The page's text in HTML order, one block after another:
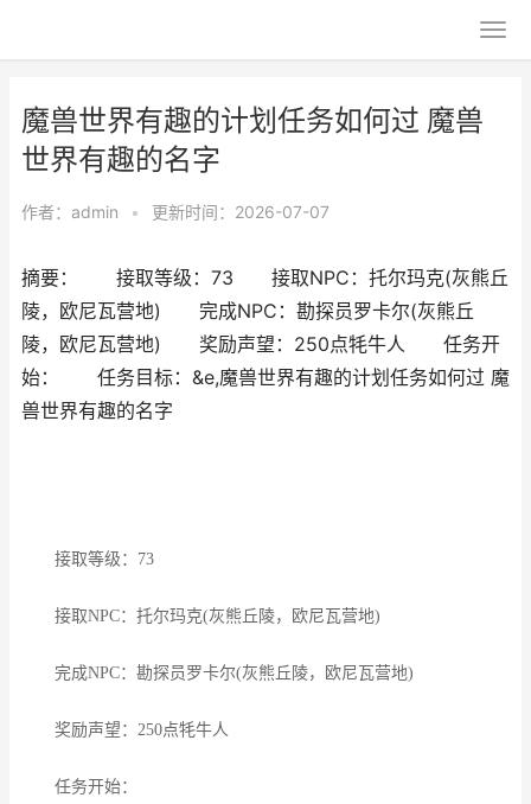
魔兽世界有趣的计划任务如何过 魔兽
世界有趣的名字
作者： admin • 更新时间：2026-07-07
摘要： 接取等级：73 接取NPC：托尔玛克(灰熊丘
陵，欧尼瓦营地) 完成NPC：勘探员罗卡尔(灰熊丘
陵，欧尼瓦营地) 奖励声望：250点牦牛人 任务开
始： 任务目标：&e,魔兽世界有趣的计划任务如何过 魔
兽世界有趣的名字
接取等级：73
接取NPC：托尔玛克(灰熊丘陵，欧尼瓦营地)
完成NPC：勘探员罗卡尔(灰熊丘陵，欧尼瓦营地)
奖励声望：250点牦牛人
任务开始：